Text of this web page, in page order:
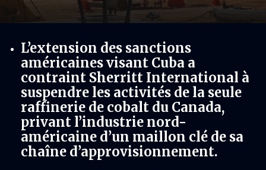
L’extension des sanctions
américaines visant Cuba a
contraint Sherritt International à
suspendre les activités de la seule
raffinerie de cobalt du Canada,
privant l’industrie nord-
américaine d’un maillon clé de sa
chaîne d’approvisionnement.